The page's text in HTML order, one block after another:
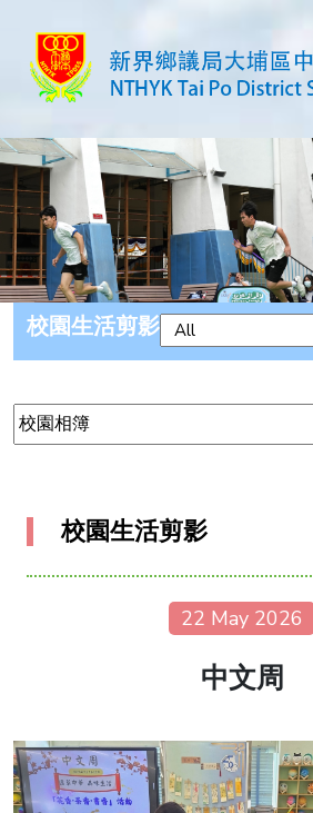
校園生活剪影
校園生活剪影
22 May 2026
中文周